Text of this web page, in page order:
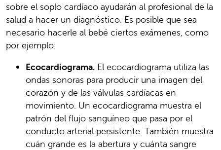
sobre el soplo cardíaco ayudarán al profesional de la
salud a hacer un diagnóstico. Es posible que sea
necesario hacerle al bebé ciertos exámenes, como
por ejemplo:
Ecocardiograma. El ecocardiograma utiliza las
ondas sonoras para producir una imagen del
corazón y de las válvulas cardíacas en
movimiento. Un ecocardiograma muestra el
patrón del flujo sanguíneo que pasa por el
conducto arterial persistente. También muestra
cuán grande es la abertura y cuánta sangre